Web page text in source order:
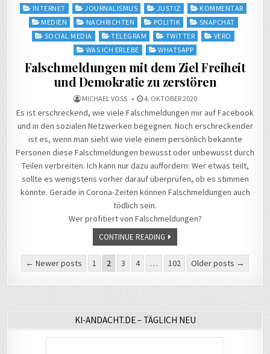
INTERNET
JOURNALISMUS JUSTIZ
KOMMENTAR
MEDIEN
NACHRICHTEN POLITIK
SNAPCHAT
SOCIAL MEDIA
TELEGRAM TWITTER
VERO
WAS ICH ERLEBE
WHATSAPP
Falschmeldungen mit dem Ziel Freiheit
und Demokratie zu zerstören
MICHAEL VOSS 4. OKTOBER 2020
Es ist erschreckend, wie viele Falschmeldungen mir auf Facebook
und in den sozialen Netzwerken begegnen. Noch erschreckender
ist es, wenn man sieht wie viele einem persönlich bekannte
Personen diese Falschmeldungen bewusst oder unbewusst durch
Teilen verbreiten. Ich kann nur dazu auffordern: Wer etwas teilt,
sollte es wenigstens vorher darauf überprüfen, ob es stimmen
könnte. Gerade in Corona-Zeiten können Falschmeldungen auch
tödlich sein.
Wer profitiert von Falschmeldungen?
CONTINUE READING
Seitennummerierung
der
← Newer posts 1 2 3 4 … 102 Older posts →
KI-ANDACHT.DE – TÄGLICH NEU